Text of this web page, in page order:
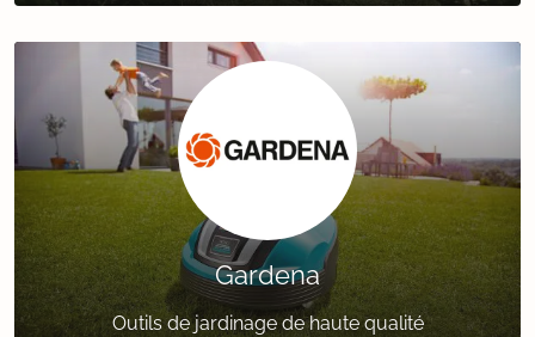
Gardena
Outils de jardinage de haute qualité